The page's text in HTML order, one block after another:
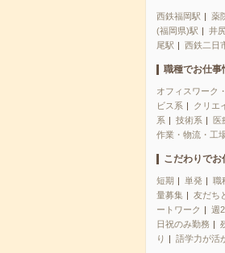
西鉄福岡駅 薬
(福岡県)駅
井
尾駅
西鉄二日
職種でお仕事
オフィスワーク
ビス系
クリエ
系
技術系 医
作業・物流・工
こだわりでお
短期 単発 職
量募集
友だち
ートワーク
週
日祝のみ勤務
り
語学力が活